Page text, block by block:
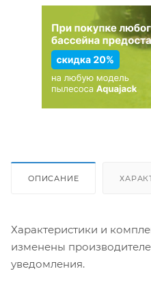
ОПИСАНИЕ
Характеристики и
изменены
уведомления.